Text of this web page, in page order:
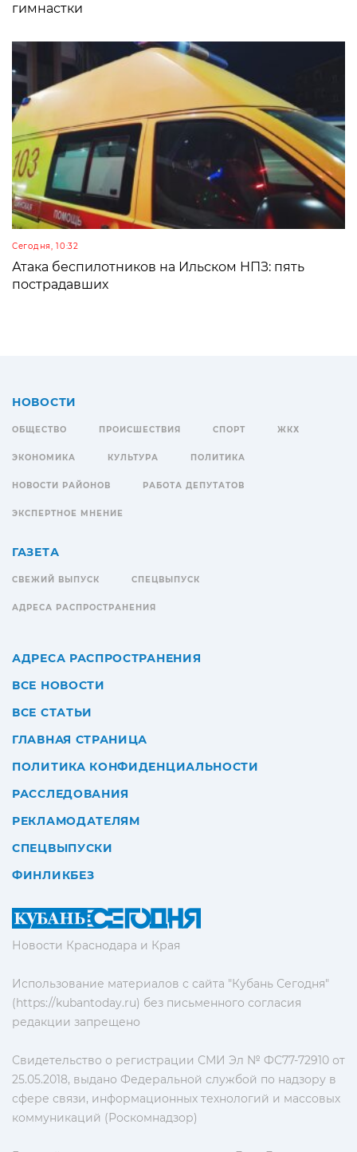
гимнастки
Сегодня, 10:32
Атака беспилотников на Ильском НПЗ: пять
пострадавших
Новости Краснодара и Края
Использование материалов с сайта "Кубань Сегодня"
(https://kubantoday.ru) без письменного согласия
редакции запрещено
Свидетельство о регистрации СМИ Эл № ФС77-72910 от
25.05.2018, выдано Федеральной службой по надзору в
сфере связи, информационных технологий и массовых
коммуникаций (Роскомнадзор)
НОВОСТИ
ОБЩЕСТВО ПРОИСШЕСТВИЯ СПОРТ ЖКХ
ЭКОНОМИКА КУЛЬТУРА ПОЛИТИКА
НОВОСТИ РАЙОНОВ РАБОТА ДЕПУТАТОВ
ЭКСПЕРТНОЕ МНЕНИЕ
ГАЗЕТА
СВЕЖИЙ ВЫПУСК СПЕЦВЫПУСК
АДРЕСА РАСПРОСТРАНЕНИЯ
АДРЕСА РАСПРОСТРАНЕНИЯ
ВСЕ НОВОСТИ
ВСЕ СТАТЬИ
ГЛАВНАЯ СТРАНИЦА
ПОЛИТИКА КОНФИДЕНЦИАЛЬНОСТИ
РАССЛЕДОВАНИЯ
РЕКЛАМОДАТЕЛЯМ
СПЕЦВЫПУСКИ
ФИНЛИКБЕЗ